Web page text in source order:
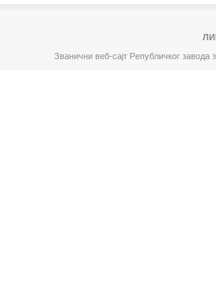
Званични веб-сајт Републичког